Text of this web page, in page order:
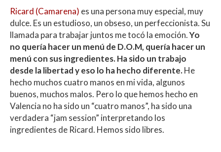
Ricard (Camarena) es una persona muy especial, muy
dulce. Es un estudioso, un obseso, un perfeccionista. Su
llamada para trabajar juntos me tocó la emoción.Yo
no quería hacer un menú de D.O.M, quería hacer un
menú con sus ingredientes. Ha sido un trabajo
desde la libertad y eso lo ha hecho diferente.He
hecho muchos cuatro manos en mi vida, algunos
buenos, muchos malos. Pero lo que hemos hecho en
Valencia no ha sido un “cuatro manos”, ha sido una
verdadera “jam session” interpretando los
ingredientes de Ricard. Hemos sido libres.